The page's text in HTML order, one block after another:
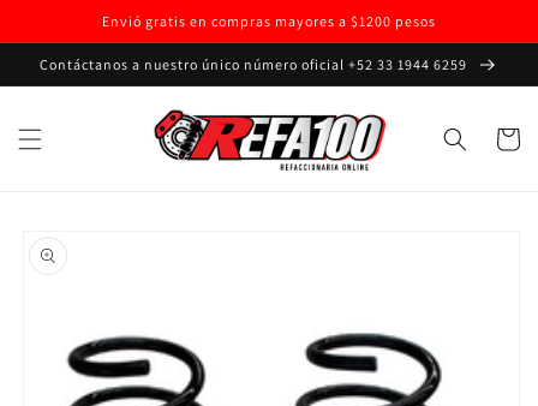
directamente
al contenido
Envió gratis en compras mayores a $1200 pesos
Contáctanos a nuestro único número oficial +52 33 1944 6259
Carrito
a la
información